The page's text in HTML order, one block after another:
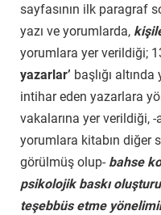
sayfasının ilk paragraf
yazı ve yorumlarda,
yorumlara yer verildiği;
yazarlar’ başlığı
intihar eden yazarlara
vakalarına yer verildiği, -
yorumlara kitabın diğer
görülmüş olup- bahse
psikolojik baskı
teşebbüs etme